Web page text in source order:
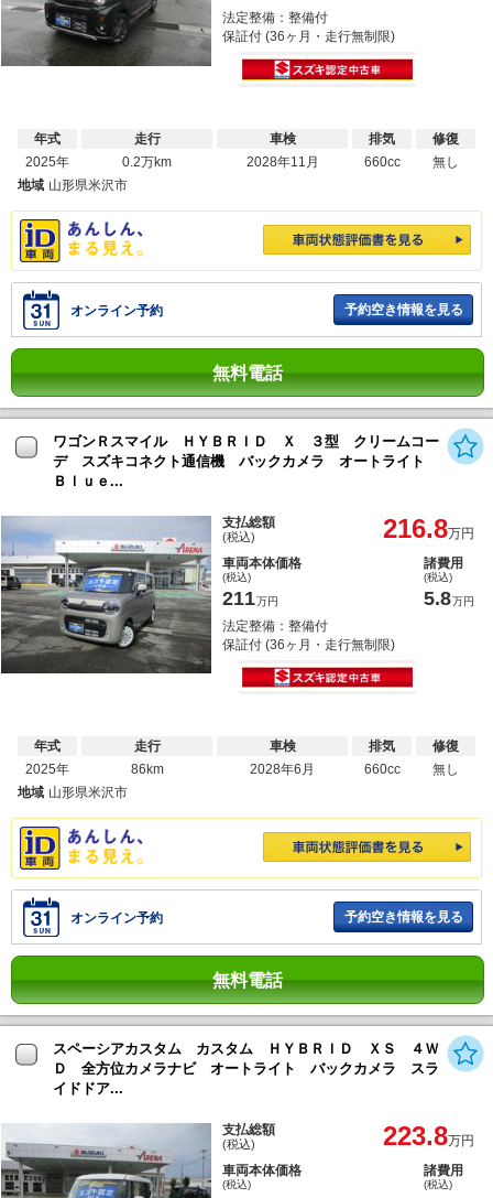
法定整備：整備付
保証付 (36ヶ月・走行無制限)
年式
2025年
走行
0.2万km
車検
2028年11月
排気
660cc
修復
無し
地域 山形県米沢市
オンライン予約 予約空き情報を見る
無料電話
ワゴンＲスマイル ＨＹＢＲＩＤ Ｘ ３型 クリームコー
デ スズキコネクト通信機 バックカメラ オートライト
Ｂｌｕｅ...
支払総額
(税込) 216.8万円
車両本体価格
(税込)
211万円
諸費用
(税込)
5.8万円
法定整備：整備付
保証付 (36ヶ月・走行無制限)
年式
2025年
走行
86km
車検
2028年6月
排気
660cc
修復
無し
地域 山形県米沢市
オンライン予約 予約空き情報を見る
無料電話
スペーシアカスタム カスタム ＨＹＢＲＩＤ ＸＳ ４Ｗ
Ｄ 全方位カメラナビ オートライト バックカメラ スラ
イドドア...
支払総額
(税込) 223.8万円
車両本体価格
(税込)
諸費用
(税込)